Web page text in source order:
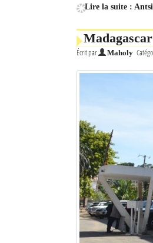
Lire la suite :
Écrit par Maholy